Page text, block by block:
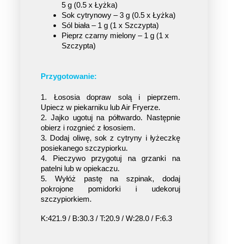
5 g (0.5 x Łyżka)
Sok cytrynowy – 3 g (0.5 x Łyżka)
Sól biała – 1 g (1 x Szczypta)
Pieprz czarny mielony – 1 g (1 x
Szczypta)
Przygotowanie:
1. Łososia dopraw solą i pieprzem.
Upiecz w piekarniku lub Air Fryerze.
2. Jajko ugotuj na półtwardo. Następnie
obierz i rozgnieć z łososiem.
3. Dodaj oliwę, sok z cytryny i łyżeczkę
posiekanego szczypiorku.
4. Pieczywo przygotuj na grzanki na
patelni lub w opiekaczu.
5. Wyłóż pastę na szpinak, dodaj
pokrojone pomidorki i udekoruj
szczypiorkiem.
K:421.9 / B:30.3 / T:20.9 / W:28.0 / F:6.3